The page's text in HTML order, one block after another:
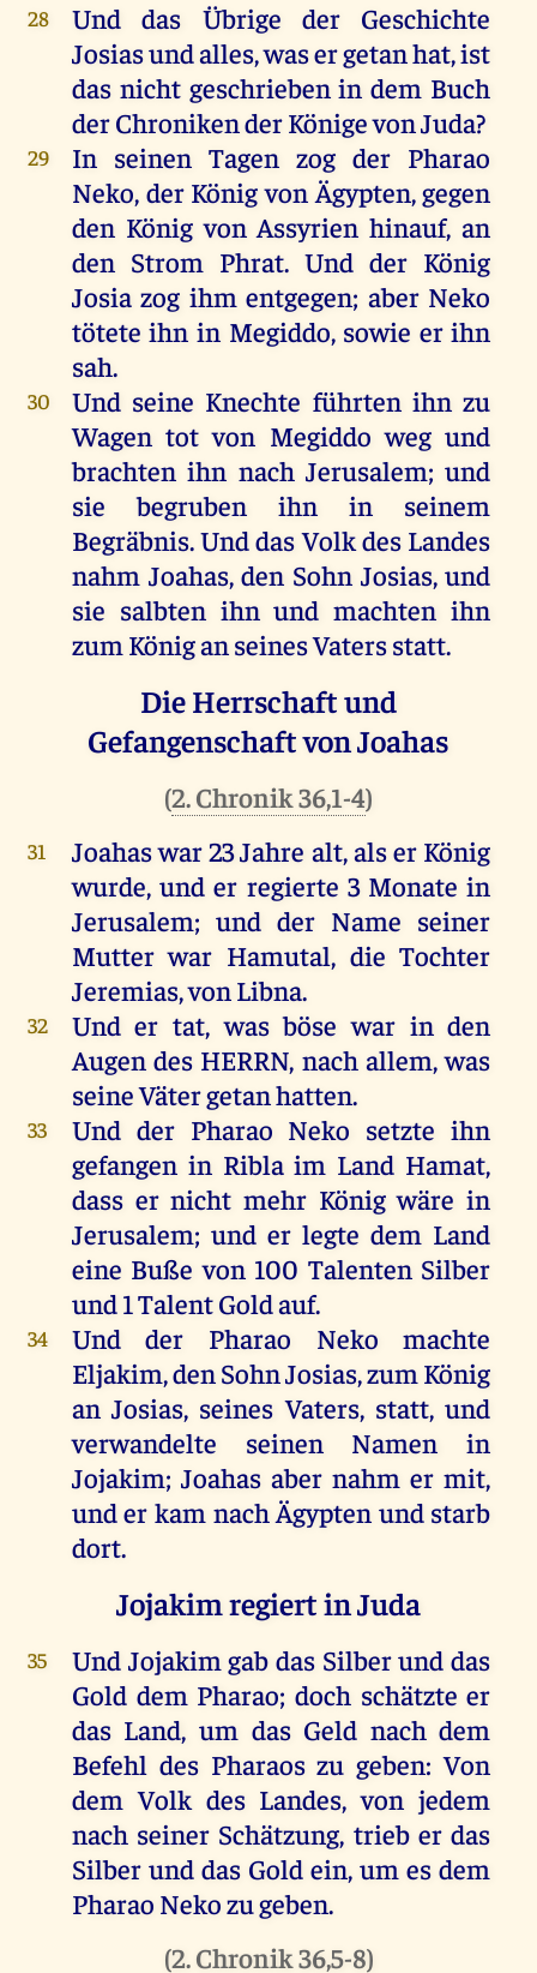
28 Und das Übrige der
Geschichte
Josiasundalles,wasergetanhat,ist
das nicht geschrieben in dem Buch
derChronikenderKönigevonJuda?
29 In seinen Tagen zog der Pharao
Neko, der König von Ägypten,gegen
den König von Assyrien hinauf,an
den Strom Phrat.Und der König
Josia zog ihm entgegen; aberNeko
tötete ihn in Megiddo, sowie er ihn
sah.
30 Und seine Knechte führten ihn zu
Wagen tot von Megiddo weg und
brachten ihn nach Jerusalem;und
sie
begruben ihn in
seinem
Begräbnis.UnddasVolkdes Landes
nahm Joahas,den Sohn Josias,und
sie salbten ihn und machten ihn
zum KöniganseinesVatersstatt.
Die Herrschaft und
Gefangenschaft von Joahas
(2. Chronik 36,1-4)
31 Joahaswar23Jahre alt,alser König
wurde,und er regierte 3 Monate in
Jerusalem; und der Name seiner
Mutter war Hamutal, die Tochter
Jeremias,vonLibna.
32 Und er tat,was böse war in den
Augen des HERRN, nach allem,was
seineVätergetanhatten.
33 Und der Pharao Neko setzte ihn
gefangen in Ribla im Land Hamat,
dass er nicht mehr König wäre in
Jerusalem; und er legte dem Land
eine Buße von100 Talenten Silber
und1 TalentGoldauf.
34 Und der Pharao Nekomachte
Eljakim,denSohnJosias,zum König
an Josias, seines Vaters, statt,und
verwandelte
seinen Namen
in
Jojakim; Joahas aber nahm er mit,
under kam nachÄgypten und starb
dort.
Jojakim regiert in Juda
35 Und Jojakim gab das Silberund das
Gold dem Pharao; doch schätzte er
das Land, um das Geld nach dem
Befehl des Pharaos zu geben:Von
dem Volk des Landes,von jedem
nach seiner Schätzung, trieb er das
Silber und das Gold ein,um es dem
Pharao Nekozugeben.
(2. Chronik 36,5-8)